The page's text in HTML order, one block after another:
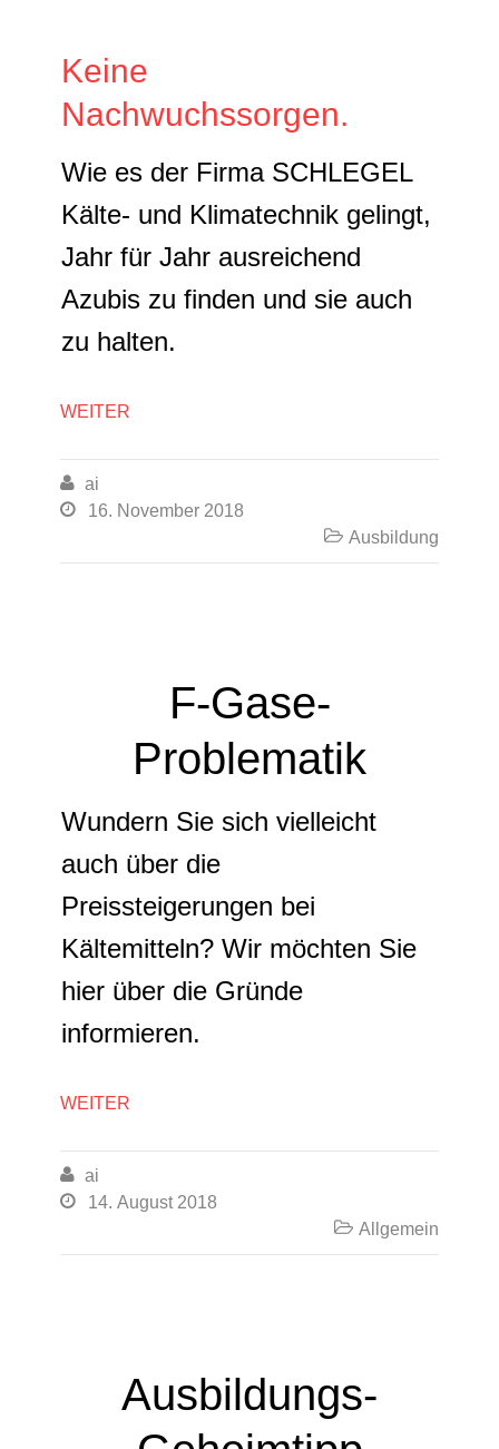
Keine
Nachwuchssorgen.
Wie es der Firma SCHLEGEL
Kälte- und Klimatechnik gelingt,
Jahr für Jahr ausreichend
Azubis zu finden und sie auch
zu halten.
WEITER
 ai
 16. November 2018
 Ausbildung
F-Gase-
Problematik
Wundern Sie sich vielleicht
auch über die
Preissteigerungen bei
Kältemitteln? Wir möchten Sie
hier über die Gründe
informieren.
WEITER
 ai
 14. August 2018
 Allgemein
Ausbildungs-